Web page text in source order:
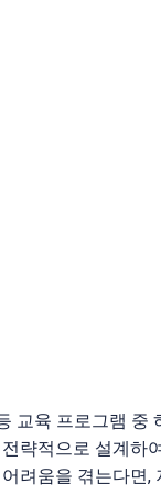
교육 프로그램 중
략적으로 설계하
려움을 겪는다면